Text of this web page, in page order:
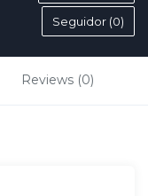
Seguidor (0)
Reviews (0)